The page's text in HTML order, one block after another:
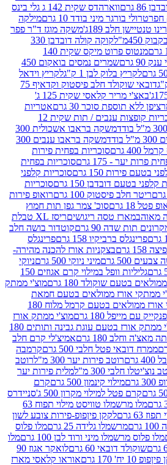
ווארהדס שקית 142 ג גלי בינס
מיני בודד 10 גרם
מילקה
189ג'
משקה מוגז ד"ר פפר
קוקה קולה דובדבן 330
מנטוס פרוט מיקס שקית 140
שמרים נמסים בואקום 450
לבן 1 ק"ג
לקריץ וידאל
דובאי שוקולד חלב פיסטוק וקדאיף 75
באצ'י מריר קלאסי שקית 125 ג'
סוכר 30 גרם
אטריות
צמר גפן עם סוכריות קופצות ענבים / תות שקית 12
משקה בראבו אשכולית 300
משקה בראבו ענבים 300
סוכריות בפחית פירות
גרם
סוכריות בפחית
גרם
סוכריות קלפני
150 גרם
סוכריות
100 גרם
רואופ פירות
סוכ' צמר גפן תות חמוץ
טסה ריגושים
ריסז XL טבלת
גרם
קוטדור בושה חלב
158 גרם
פרינגלס
בצקניות אורז להכנה מהירה-
מיני ניוקי 500 גרם
ניוקי
גליליות וופל במילוי קרם אגוזים 150
180 גרם
מוצ'י ממתק
ממולאים בטעם חמאת
מוצ'י ממתקי אורז ממולאים בטעם קרמל מלוח 180
גרם
מוצ'י ממתק אורז
מוצ'י ממתק אורז בטעם עוגת גבינה ותותים 180
גרם
אמיצ'לי קרם חלב
חלבי 500 גרם
קרמבה
פירות יער 300 מ"ל
רוטב
מ"ל
מלית פירות יער
קינמון 500 גרם
קרם
למילוי מקרון 500 ג'
סניידרס
מלו מרשמלו טוויסט מילוי תפוח 63
לקקן פיןפופ-פירות צובע לשון
גלידה 25 גרם
מלו פלוס
מיני ורוד לבן 100 גרם
מלו
60 גרם
לואקר אגוז 90
אוראו קלאסי מארז